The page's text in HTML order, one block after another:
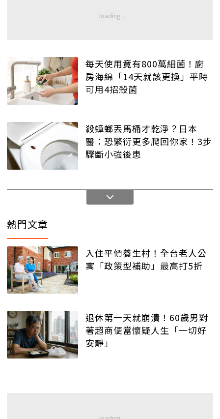
每天使用竟有800萬細菌！廚
房海綿「14天就該更換」平時
可用4招殺菌
殺蟑螂丟馬桶才乾淨？日本
醫：恐繁衍更多爬回你家！3步
驟斷小強後患
熱門文章
入住平價養生村！全台老人公
寓「政策型補助」最高打5折
退休第一天就崩潰！60歲男對
著超商便當懷疑人生「一切好
安靜」